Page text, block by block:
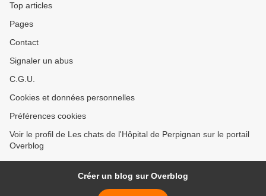
Top articles
Pages
Contact
Signaler un abus
C.G.U.
Cookies et données personnelles
Préférences cookies
Voir le profil de Les chats de l'Hôpital de Perpignan sur le portail
Overblog
Créer un blog sur Overblog